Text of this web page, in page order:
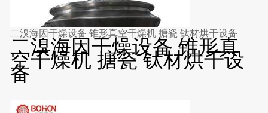
二溴海因干燥设备 锥形真空干燥机 搪瓷 钛材烘干设备
二溴海因干燥设备 锥形真
空干燥机 搪瓷 钛材烘干设
备